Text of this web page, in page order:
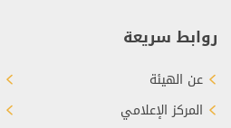
روابط سريعة
عن الهيئة
المركز الإعلامي